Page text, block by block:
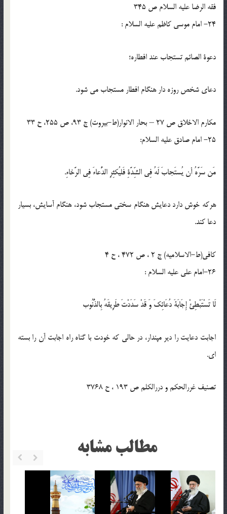
فقه الرضا عليه السلام ص 345
24- امام موسی کاظم علیه السلام :
دعوة الصائم تستجاب عند افطاره؛
دعاى شخص روزه دار هنگام افطار مستجاب مى شود.
مکارم الاخلاق ص 27 – بحار الانوار(ط-بیروت) ج 93، ص 255، ح 33
25- امام صادق عليه السلام:
مَن سَرَّهُ أن يُستَجابَ لَهُ فِي الشِّدَّةِ فَليُكثِرِ الدُّعاءَ فِي الرَّخاءِ.
هركه خوش دارد دعايش هنگام سختى مستجاب شود، هنگام آسايش، بسيار
دعا كند.
کافی(ط-الاسلامیه) ج 2 ، ص 472 ، ح 4
26-امام علی علیه السلام :
لَا تَسْتَبْطِئْ إِجَابَةَ دُعَائِكَ وَ قَدْ سَدَدْتَ طَرِيقَهُ بِالذُّنُوب‏
اجابت دعایت را دیر مپندار، در حالی که خودت با گناه راه اجابت آن را بسته
ای.
تصنیف غررالحکم و دررالکلم ص 193 ، ح 3768
مطالب مشابه